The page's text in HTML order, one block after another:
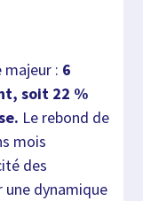
majeur : 6
soit 22 %
Le rebond de
mois
des
dynamique